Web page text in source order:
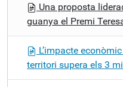
Una proposta
guanya el Premi
L’impacte
territori supera els 3